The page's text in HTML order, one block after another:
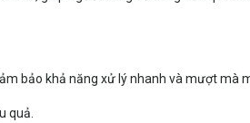
bảo khả năng xử lý nhanh và mượt mà
quả.